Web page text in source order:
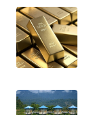
WN
SERAMBI
WN
JAMBI
WN